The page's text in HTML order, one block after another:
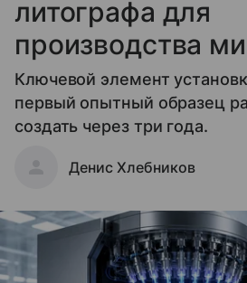
литографа для
производства
Ключевой элемент
первый опытный образец
создать через три года.
Денис Хлебников